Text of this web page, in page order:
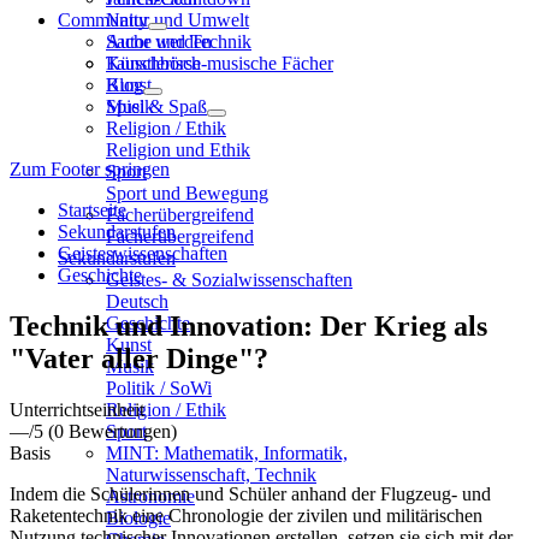
Natur und Umwelt
Sache und Technik
Künstlerisch-musische Fächer
Kunst
Musik
Religion / Ethik
Religion und Ethik
Sport
Sport und Bewegung
Fächerübergreifend
Fächerübergreifend
Sekundarstufen
Geistes- & Sozialwissenschaften
Deutsch
Geschichte
Kunst
Musik
Politik / SoWi
Religion / Ethik
Sport
MINT: Mathematik, Informatik,
Naturwissenschaft, Technik
Astronomie
Biologie
Community
Autor werden
Tauschbörse
Blog
Spiel & Spaß
Zum Footer springen
Startseite
Sekundarstufen
Geisteswissenschaften
Geschichte
Technik und Innovation: Der Krieg als
"Vater aller Dinge"?
Unterrichtseinheit
—/5 (0 Bewertungen)
Basis
Indem die Schülerinnen und Schüler anhand der Flugzeug- und
Raketentechnik eine Chronologie der zivilen und militärischen